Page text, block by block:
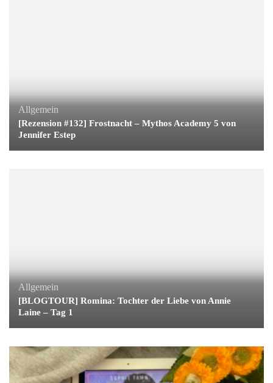
Allgemein
[Rezension #132] Frostnacht – Mythos Academy 5 von
Jennifer Estep
Allgemein
[BLOGTOUR] Romina: Tochter der Liebe von Annie
Laine – Tag 1